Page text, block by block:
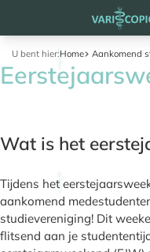
U bent hier:Home Aankomend
Wat is het
Tijdens het
aankomend
studievereniging! Dit
flitsend aan je